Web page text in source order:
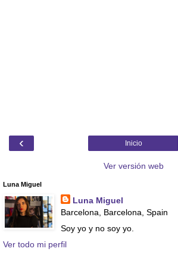
‹ Inicio
Ver versión web
Luna Miguel
Luna Miguel
Barcelona, Barcelona, Spain
Soy yo y no soy yo.
Ver todo mi perfil